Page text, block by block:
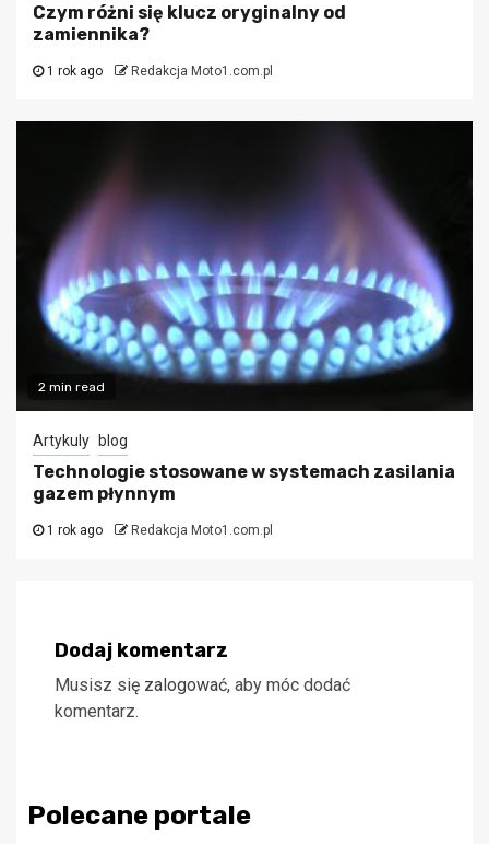
Czym różni się klucz oryginalny od
zamiennika?
1 rok ago Redakcja Moto1.com.pl
2 min read
Artykuly blog
Technologie stosowane w systemach zasilania
gazem płynnym
1 rok ago Redakcja Moto1.com.pl
Dodaj komentarz
Musisz się zalogować, aby móc dodać
komentarz.
Polecane portale